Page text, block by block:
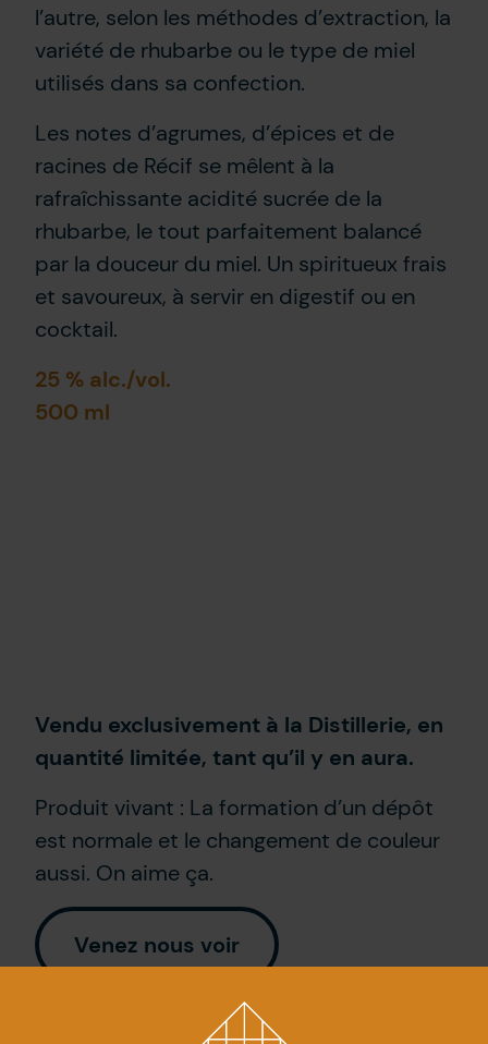
l’autre, selon les méthodes d’extraction, la
variété de rhubarbe ou le type de miel
utilisés dans sa confection.
Les notes d’agrumes, d’épices et de
racines de Récif se mêlent à la
rafraîchissante acidité sucrée de la
rhubarbe, le tout parfaitement balancé
par la douceur du miel. Un spiritueux frais
et savoureux, à servir en digestif ou en
cocktail.
25 % alc./vol.
500 ml
Vendu exclusivement à la Distillerie, en
quantité limitée, tant qu’il y en aura.
Produit vivant : La formation d’un dépôt
est normale et le changement de couleur
aussi. On aime ça.
Venez nous voir
Voir les cocktails